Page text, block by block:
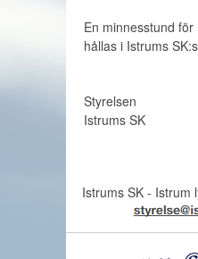
En minnesstund
hållas i Istrums
Styrelsen
Istrums SK
Istrums SK - Istrum